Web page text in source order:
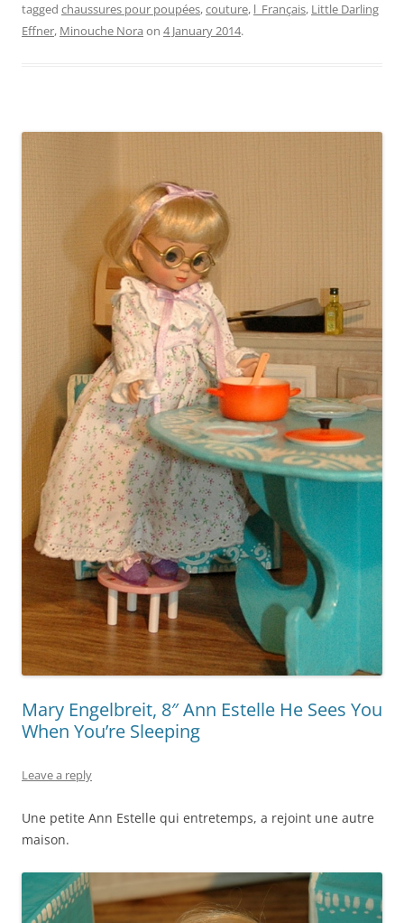
tagged chaussures pour poupées,couture, l_Français, Little Darling
Effner, Minouche Nora on 4 January 2014.
Mary Engelbreit, 8″ Ann Estelle He Sees You
When You’re Sleeping
Leave a reply
Une petite Ann Estelle qui entretemps, a rejoint une autre
maison.